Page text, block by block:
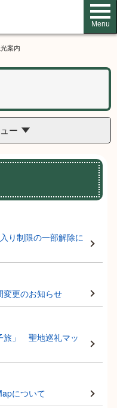
Menu
案内
ー
り制限の一部解除に
変更のお知らせ
旅」 聖地巡礼マッ
について